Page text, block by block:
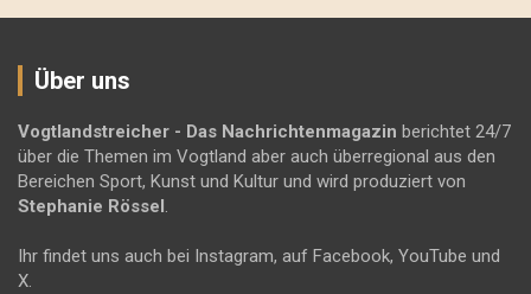
Über uns
Vogtlandstreicher - Das Nachrichtenmagazin berichtet 24/7
über die Themen im Vogtland aber auch überregional aus den
Bereichen Sport, Kunst und Kultur und wird produziert von
Stephanie Rössel .
Ihr findet uns auch bei Instagram, auf Facebook, YouTube und
X.